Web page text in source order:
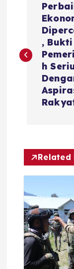
s
v
g
a
t
, Bukti
h
Related